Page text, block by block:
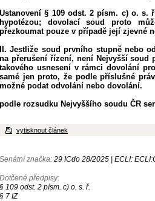
Ustanovení § 109 odst. 2 písm. c) o. s.
hypotézou; dovolací soud proto
přezkoumat pouze v případě její zjevné
II. Jestliže soud prvního stupně nebo
na přerušení řízení, není Nejvyšší soud
takového usnesení v rámci dovolání
samé jen proto, že podle příslušné
možné podat odvolání nebo dovolání.
podle rozsudku Nejvyššího soudu ČR
vytisknout článek
Senátní značka: 29 ICdo 28/2025 | ECLI:
Dotčené předpisy:
§ 109 odst. 2 písm. c) o. s. ř.
§ 7 IZ